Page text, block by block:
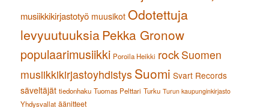
musiikkikirjastotyö muusikot Odotettuja
levyuutuuksiaPekka Gronow
populaarimusiikki Poroila Heikki rock Suomen
musiikkikirjastoyhdistys Suomi Svart Records
säveltäjät tiedonhaku Tuomas Pelttari Turku Turun kaupunginkirjasto
Yhdysvallat äänitteet